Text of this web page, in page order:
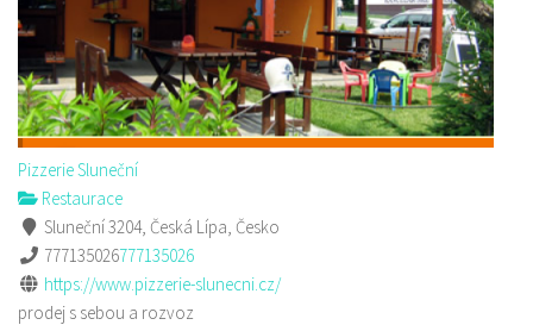
Pizzerie Sluneční
Restaurace
Sluneční 3204, Česká Lípa, Česko
777135026777135026
https://www.pizzerie-slunecni.cz/
prodej s sebou a rozvoz